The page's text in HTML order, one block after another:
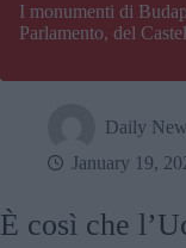
I monumenti di
Parlamento, del
Daily
January 19,
È così che